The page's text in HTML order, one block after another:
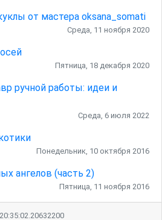
от мастера oksana_somati
Среда, 11 ноября 2020
Пятница, 18 декабря 2020
ручной работы: идеи и
Среда, 6 июля 2022
Понедельник, 10 октября 2016
ангелов (часть 2)
Пятница, 11 ноября 2016